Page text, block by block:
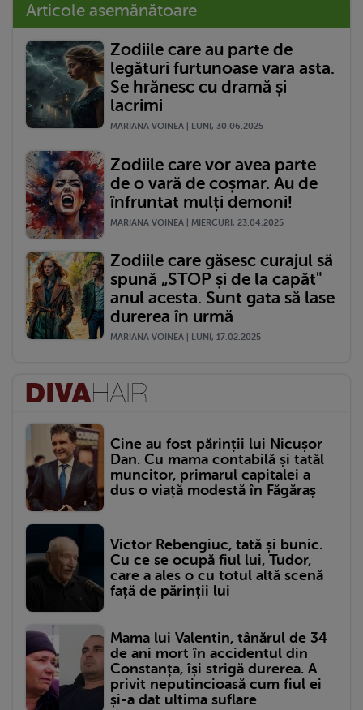
Articole asemănătoare
Zodiile care au parte de
legături furtunoase vara asta.
Se hrănesc cu dramă și
lacrimi
MARIANA VOINEA | LUNI, 30.06.2025
Zodiile care vor avea parte
de o vară de coșmar. Au de
înfruntat mulți demoni!
MARIANA VOINEA | MIERCURI, 23.04.2025
Zodiile care găsesc curajul să
spună „STOP și de la capăt"
anul acesta. Sunt gata să lase
durerea în urmă
MARIANA VOINEA | LUNI, 17.02.2025
Cine au fost părinții lui Nicușor
Dan. Cu mama contabilă și tatăl
muncitor, primarul capitalei a
dus o viață modestă în Făgăraș
Victor Rebengiuc, tată și bunic.
Cu ce se ocupă fiul lui, Tudor,
care a ales o cu totul altă scenă
față de părinții lui
Mama lui Valentin, tânărul de 34
de ani mort în accidentul din
Constanța, își strigă durerea. A
privit neputincioasă cum fiul ei
și-a dat ultima suflare